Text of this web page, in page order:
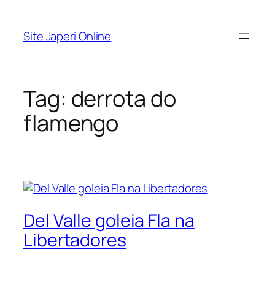
Site Japeri Online
Tag: derrota do
flamengo
Del Valle goleia Fla na
Libertadores